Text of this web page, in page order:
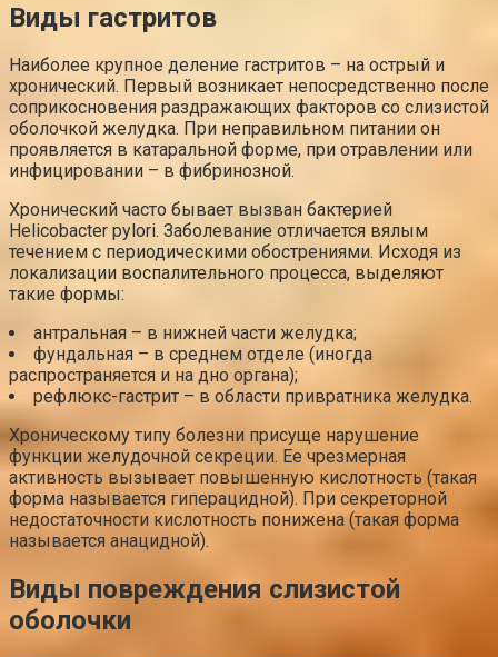
Виды гастритов
Наиболее крупное деление гастритов – на острый и
хронический. Первый возникает непосредственно после
соприкосновения раздражающих факторов со слизистой
оболочкой желудка. При неправильном питании он
проявляется в катаральной форме, при отравлении или
инфицировании – в фибринозной.
Хронический часто бывает вызван бактерией
Helicobacter pylori. Заболевание отличается вялым
течением с периодическими обострениями. Исходя из
локализации воспалительного процесса, выделяют
такие формы:
антральная – в нижней части желудка;
фундальная – в среднем отделе (иногда
распространяется и на дно органа);
рефлюкс-гастрит – в области привратника желудка.
Хроническому типу болезни присуще нарушение
функции желудочной секреции. Ее чрезмерная
активность вызывает повышенную кислотность (такая
форма называется гиперацидной). При секреторной
недостаточности кислотность понижена (такая форма
называется анацидной).
Виды повреждения слизистой
оболочки